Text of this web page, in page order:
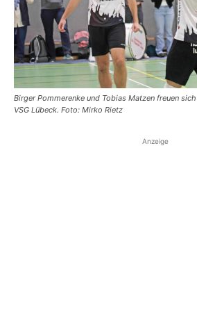
Birger Pommerenke und Tobias Matzen freuen
VSG Lübeck. Foto: Mirko Rietz
Anzeige